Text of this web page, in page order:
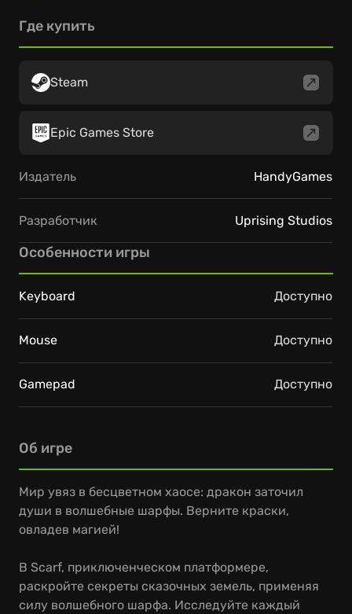
Об игре
Мир увяз в бесцветном хаосе: дракон заточил
души в волшебные шарфы. Верните краски,
овладев магией!
В Scarf, приключенческом платформере,
раскройте секреты сказочных земель, применяя
силу волшебного шарфа. Исследуйте каждый
Где купить
Steam
Epic Games Store
Издатель HandyGames
Разработчик Uprising Studios
Особенности игры
Keyboard Доступно
Mouse Доступно
Gamepad Доступно